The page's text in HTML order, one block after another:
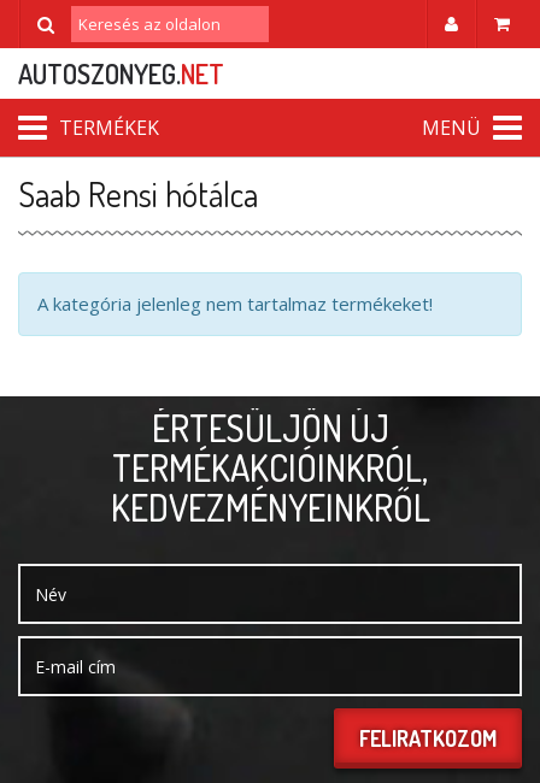
AUTOSZONYEG.NET
TERMÉKEK MENÜ
Saab Rensi hótálca
A kategória jelenleg nem tartalmaz termékeket!
ÉRTESÜLJÖN ÚJ
TERMÉKAKCIÓINKRÓL,
KEDVEZMÉNYEINKRŐL
FELIRATKOZOM